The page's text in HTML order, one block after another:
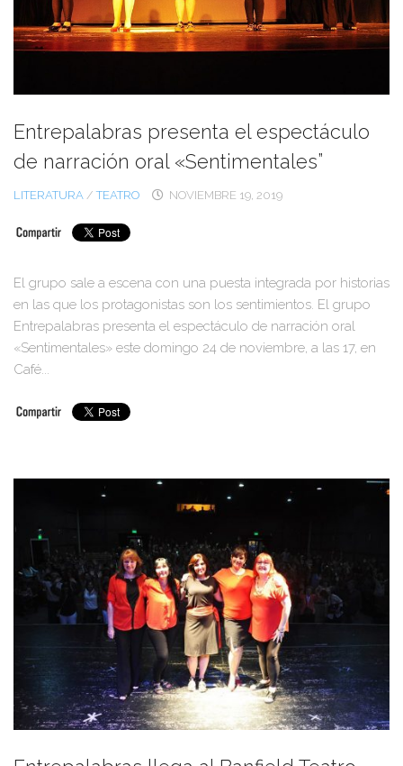
Entrepalabras presenta el espectáculo
de narración oral «Sentimentales”
LITERATURA /TEATRO NOVIEMBRE 19, 2019
El grupo sale a escena con una puesta integrada por historias
en las que los protagonistas son los sentimientos. El grupo
Entrepalabras presenta el espectáculo de narración oral
«Sentimentales» este domingo 24 de noviembre, a las 17, en
Café...